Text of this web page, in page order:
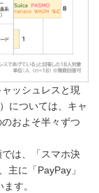
ッシュレスと現
については、キャ
およそ半々ずつ
は、「スマホ決
主に「PayPay」
す。